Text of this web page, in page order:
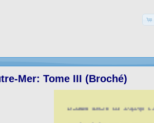
Mer: Tome III (Broché)